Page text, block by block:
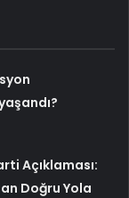
Açıklaması:
Doğru Yola